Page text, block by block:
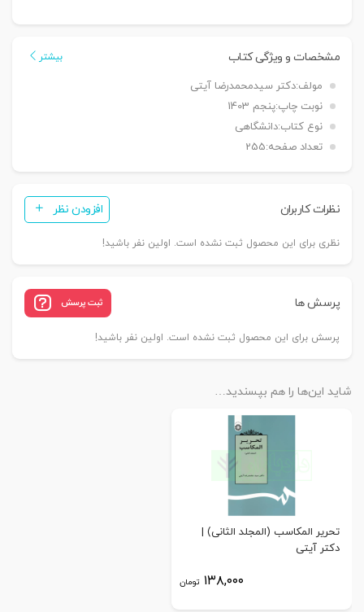
عدد
مشخصات و ویژگی کتاب بیشتر
مولف:دکتر سیدمحمدرضا آیتی
نوبت چاپ:پنجم 1403
نوع کتاب:دانشگاهی
تعداد صفحه:255
نظرات کاربران افزودن نظر
نظری برای این محصول ثبت نشده است. اولین نفر باشید!
پرسش ها ثبت پرسش
پرسش برای این محصول ثبت نشده است. اولین نفر باشید!
شاید این‌ها را هم بپسندید…
تحریر المکاسب (المجلد الثانی) |
دکتر آیتی
۱۳۸,۰۰۰ تومان